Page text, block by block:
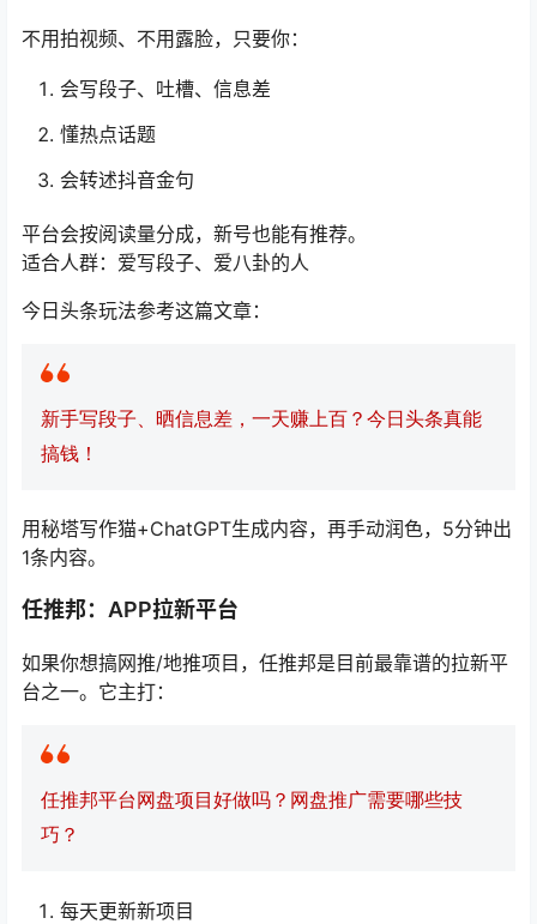
不用拍视频、不用露脸，只要你：
会写段子、吐槽、信息差
懂热点话题
会转述抖音金句
平台会按阅读量分成，新号也能有推荐。
适合人群：爱写段子、爱八卦的人
今日头条玩法参考这篇文章：
新手写段子、晒信息差，一天赚上百？今日头条真能
搞钱！
用秘塔写作猫+ChatGPT生成内容，再手动润色，5分钟出
1条内容。
任推邦：APP拉新平台
如果你想搞网推/地推项目，任推邦是目前最靠谱的拉新平
台之一。它主打：
任推邦平台网盘项目好做吗？网盘推广需要哪些技
巧？
每天更新新项目